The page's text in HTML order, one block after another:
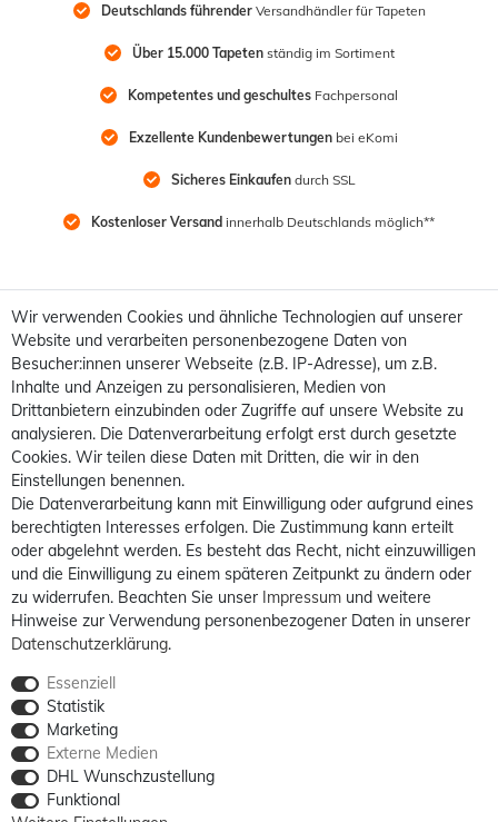
Deutschlands führender Versandhändler für Tapeten
Über 15.000 Tapeten ständig im Sortiment
Kompetentes und geschultes Fachpersonal
Exzellente Kundenbewertungen bei eKomi
Sicheres Einkaufen durch SSL
Kostenloser Versand innerhalb Deutschlands möglich**
Wir verwenden Cookies und ähnliche Technologien auf unserer
Website und verarbeiten personenbezogene Daten von
Besucher:innen unserer Webseite (z.B. IP-Adresse), um z.B.
Inhalte und Anzeigen zu personalisieren, Medien von
Drittanbietern einzubinden oder Zugriffe auf unsere Website zu
analysieren. Die Datenverarbeitung erfolgt erst durch gesetzte
Cookies. Wir teilen diese Daten mit Dritten, die wir in den
Einstellungen benennen.
Die Datenverarbeitung kann mit Einwilligung oder aufgrund eines
berechtigten Interesses erfolgen. Die Zustimmung kann erteilt
oder abgelehnt werden. Es besteht das Recht, nicht einzuwilligen
und die Einwilligung zu einem späteren Zeitpunkt zu ändern oder
zu widerrufen. Beachten Sie unser Impressum und weitere
Hinweise zur Verwendung personenbezogener Daten in unserer
Daten­schutz­erklärung.
Essenziell
Statistik
Marketing
Externe Medien
DHL Wunschzustellung
Funktional